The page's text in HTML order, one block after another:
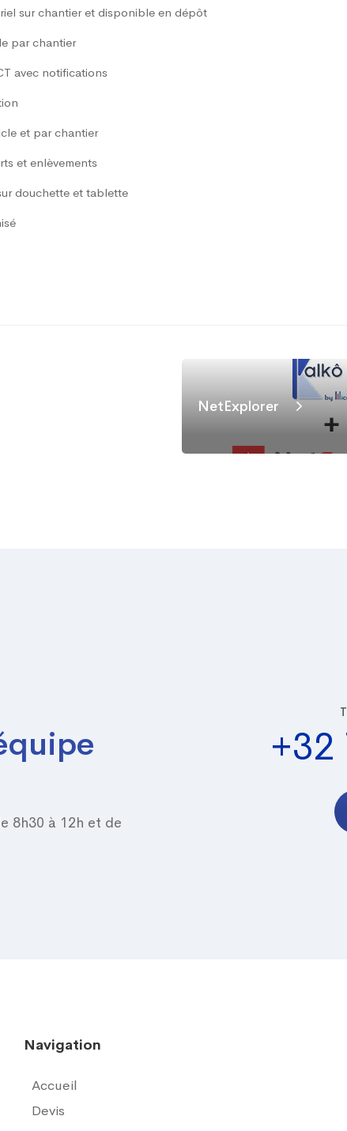
sur chantier et disponible en dépôt
par chantier
avec notifications
et par chantier
et enlèvements
douchette et tablette
NetExplorer
8h30 à 12h et de
+32
Navigation
Accueil
Devis